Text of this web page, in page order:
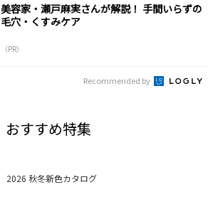
美容家・瀬戸麻実さんが解説！ 手間いらずの
毛穴・くすみケア
（PR）
Recommended by
おすすめ特集
2026 秋冬新色カタログ